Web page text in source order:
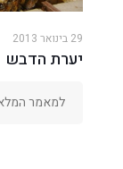
29 בינואר 2013
יערת הדבש
למאמר